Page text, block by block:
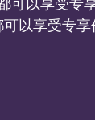
以享受专